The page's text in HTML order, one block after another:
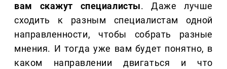
вам скажут специалисты. Даже лучше
сходить к разным специалистам одной
направленности, чтобы собрать разные
мнения. И тогда уже вам будет понятно, в
каком направлении двигаться и что